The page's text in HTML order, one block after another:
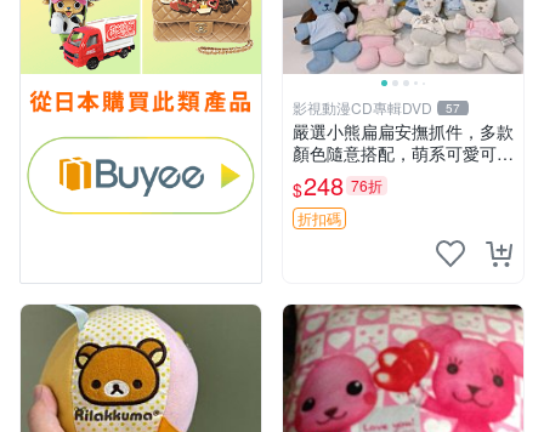
影視動漫CD專輯DVD 57
嚴選小熊扁扁安撫抓件，多款
顏色隨意搭配，萌系可愛可改
掛件 小熊安撫抓件 憶記 抓繩
孩童掛件
$248 76折
折扣碼